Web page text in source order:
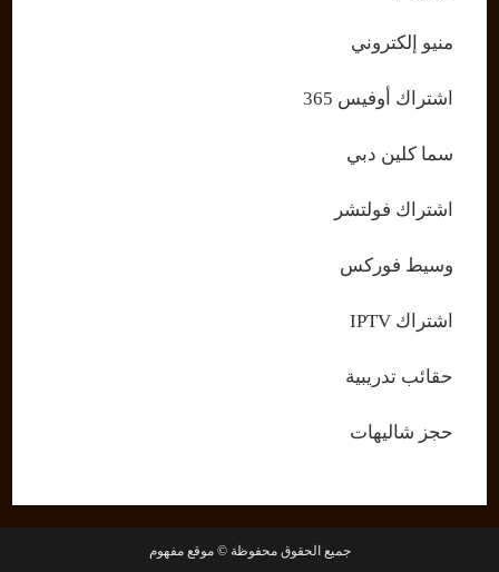
منيو إلكتروني
اشتراك أوفيس 365
سما كلين دبي
اشتراك فولتشر
وسيط فوركس
اشتراك IPTV
حقائب تدريبية
حجز شاليهات
جميع الحقوق محفوظة © موقع مفهوم